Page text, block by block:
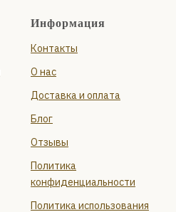
Информация
Контакты
О нас
Доставка и оплата
Блог
Отзывы
Политика
конфиденциальности
Политика использования